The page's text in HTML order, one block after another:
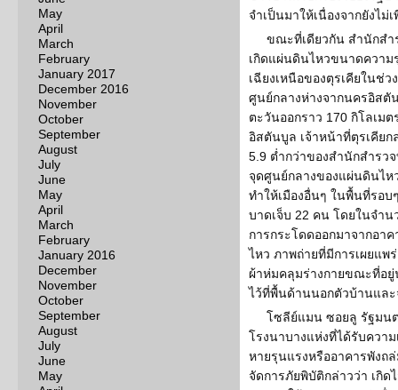
May
April
March
February
January 2017
December 2016
November
October
September
August
July
June
May
April
March
February
January 2016
December
November
October
September
August
July
June
May
จำเป็นมาให้เนื่องจากยังไม่
ขณะที่เดียวกัน สำนักสำ
เกิดแผ่นดินไหวขนาดควา
เฉียงเหนือของตุรเคียในช่
ศูนย์กลางห่างจากนครอิสตั
ตะวันออกราว 170 กิโลเม
อิสตันบูล เจ้าหน้าที่ตุรเคีย
5.9 ต่ำกว่าของสำนักสำรว
จุดศูนย์กลางของแผ่นดินไห
ทำให้เมืองอื่นๆ ในพื้นที่รอ
บาดเจ็บ 22 คน โดยในจำ
การกระโดดออกมาจากอา
ไหว ภาพถ่ายที่มีการเผยแ
ผ้าห่มคลุมร่างกายขณะที่อ
ไว้ที่พื้นด้านนอกตัวบ้านและ
โซลีย์แมน ซอยลู รัฐมน
โรงนาบางแห่งที่ได้รับควา
หายรุนแรงหรืออาคารพังถ
จัดการภัยพิบัติกล่าวว่า เกิด